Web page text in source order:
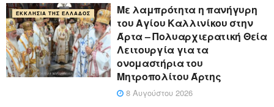
ΕΚΚΛΗΣΊΑ ΤΗΣ ΕΛΛΆΔΟΣ
Με λαμπρότητα η πανήγυρη
του Αγίου Καλλινίκου στην
Άρτα – Πολυαρχιερατική Θεία
Λειτουργία για τα
ονομαστήρια του
Μητροπολίτου Άρτης
8 Αυγούστου 2026